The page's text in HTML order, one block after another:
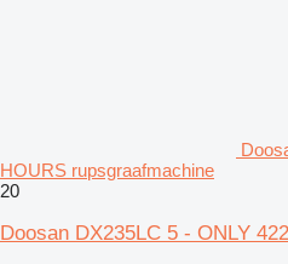
HOURS rupsgraafmachine
20
Doosan DX235LC 5 - ONLY